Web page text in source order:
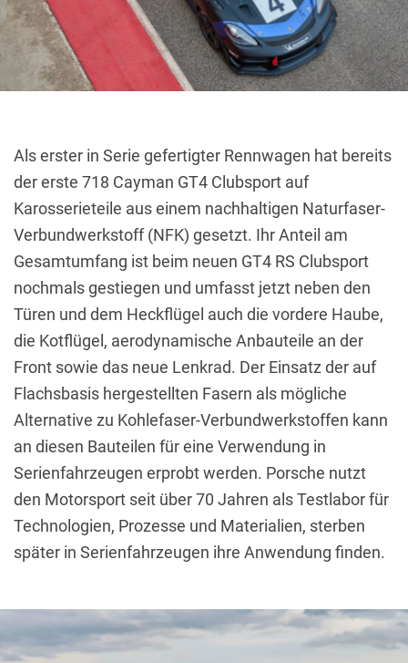
Als erster in Serie gefertigter Rennwagen hat bereits
der erste 718 Cayman GT4 Clubsport auf
Karosserieteile aus einem nachhaltigen Naturfaser-
Verbundwerkstoff (NFK) gesetzt. Ihr Anteil am
Gesamtumfang ist beim neuen GT4 RS Clubsport
nochmals gestiegen und umfasst jetzt neben den
Türen und dem Heckflügel auch die vordere Haube,
die Kotflügel, aerodynamische Anbauteile an der
Front sowie das neue Lenkrad. Der Einsatz der auf
Flachsbasis hergestellten Fasern als mögliche
Alternative zu Kohlefaser-Verbundwerkstoffen kann
an diesen Bauteilen für eine Verwendung in
Serienfahrzeugen erprobt werden. Porsche nutzt
den Motorsport seit über 70 Jahren als Testlabor für
Technologien, Prozesse und Materialien, sterben
später in Serienfahrzeugen ihre Anwendung finden.